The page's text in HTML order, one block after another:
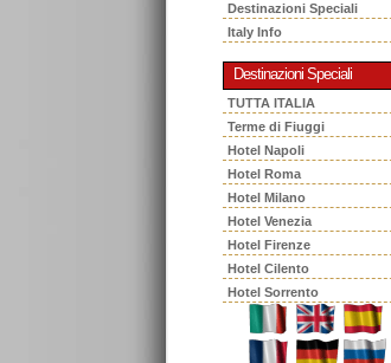
Destinazioni Speciali
Italy Info
Destinazioni Speciali
TUTTA ITALIA
Terme di Fiuggi
Hotel Napoli
Hotel Roma
Hotel Milano
Hotel Venezia
Hotel Firenze
Hotel Cilento
Hotel Sorrento